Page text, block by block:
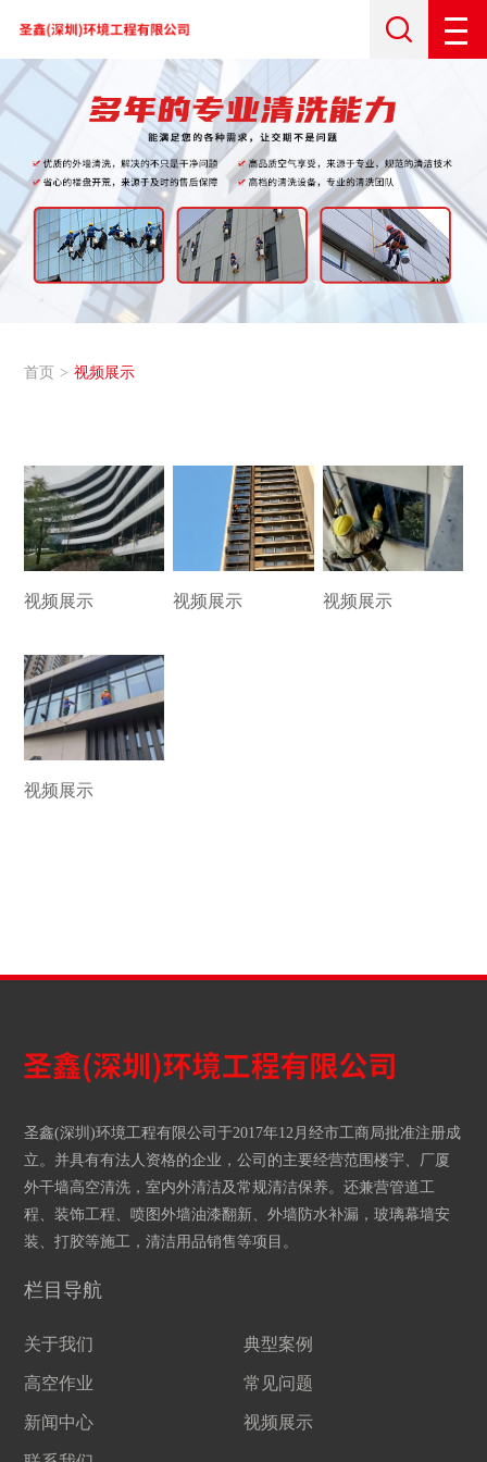
首页 视频展示
视频展示 视频展示 视频展示
视频展示
圣鑫(深圳)环境工程有限公司于2017年12月经市工商局批准注册成
立。并具有有法人资格的企业，公司的主要经营范围楼宇、厂厦
外干墙高空清洗，室内外清洁及常规清洁保养。还兼营管道工
程、装饰工程、喷图外墙油漆翻新、外墙防水补漏，玻璃幕墙安
装、打胶等施工，清洁用品销售等项目。
栏目导航
关于我们 典型案例
高空作业 常见问题
新闻中心 视频展示